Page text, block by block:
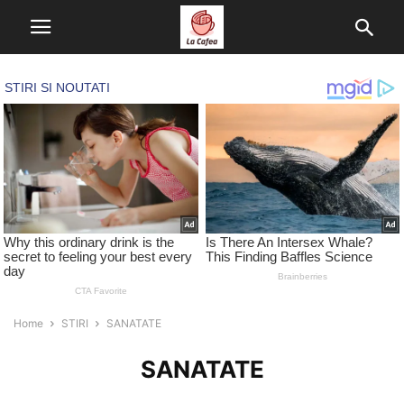
Home STIRI SANATATE
SANATATE